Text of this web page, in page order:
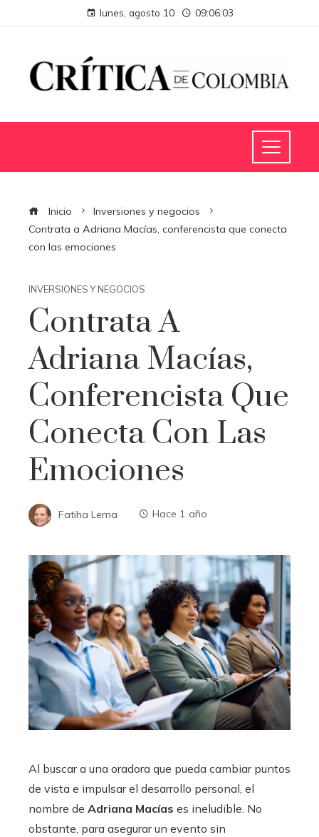
lunes, agosto 10 09:06:04
Inicio
Inversiones y negocios
Contrata a Adriana Macías, conferencista que conecta
con las emociones
INVERSIONES Y NEGOCIOS
Contrata A
Adriana Macías,
Conferencista Que
Conecta Con Las
Emociones
Fatiha Lema Hace 1 año
Al buscar a una oradora que pueda cambiar puntos
de vista e impulsar el desarrollo personal, el
nombre de Adriana Macías es ineludible. No
obstante, para asegurar un evento sin